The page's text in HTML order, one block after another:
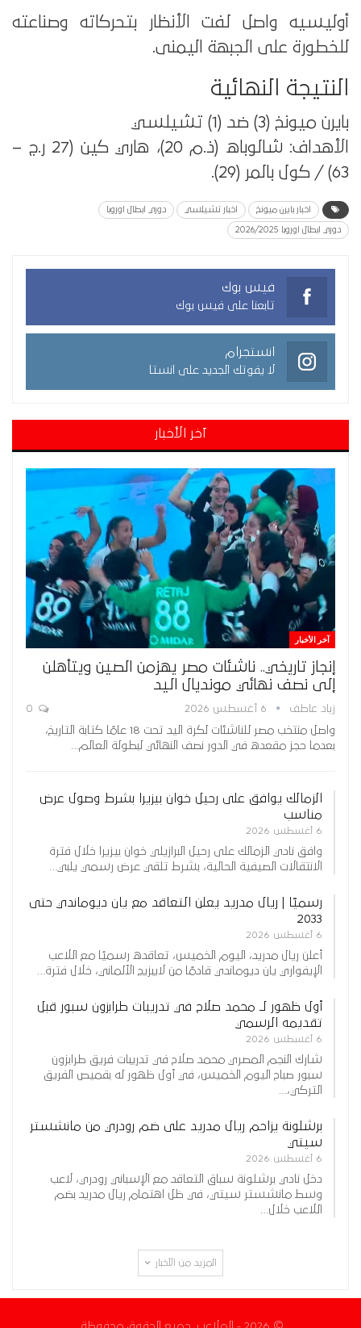
أوليسيه واصل لفت الأنظار بتحركاته وصناعته
للخطورة على الجبهة اليمنى.
النتيجة النهائية
بايرن ميونخ (3) ضد (1) تشيلسي
الأهداف: شالوباه (ذ.م 20)، هاري كين (27 ر.ج –
63) / كول بالمر (29).
اخبار بايرن ميونخ اخبار تشيلسي دوري ابطال اوروبا
دوري ابطال اوروبا 2026/2025
فيس بوك
تابعنا على فيس بوك
انستجرام
لا يفوتك الجديد على انستا
آخر الأخبار
آخر الأخبار
إنجاز تاريخي.. ناشئات مصر يهزمن الصين ويتأهلن
إلى نصف نهائي مونديال اليد
زياد عاطف 6 أغسطس 2026
واصل منتخب مصر للناشئات لكرة اليد تحت 18 عامًا كتابة التاريخ،
بعدما حجز مقعده في الدور نصف النهائي لبطولة العالم…
الزمالك يوافق على رحيل خوان بيزيرا بشرط وصول عرض
مناسب
6 أغسطس 2026
وافق نادي الزمالك على رحيل البرازيلي خوان بيزيرا خلال فترة
الانتقالات الصيفية الحالية، بشرط تلقي عرض رسمي يلبي…
رسميًا | ريال مدريد يعلن التعاقد مع يان ديوماندي حتى
2033
6 أغسطس 2026
أعلن ريال مدريد، اليوم الخميس، تعاقده رسميًا مع اللاعب
الإيفواري يان ديوماندي قادمًا من لايبزيج الألماني، خلال فترة…
أول ظهور لـ محمد صلاح في تدريبات طرابزون سبور قبل
تقديمه الرسمي
6 أغسطس 2026
شارك النجم المصري محمد صلاح في تدريبات فريق طرابزون
سبور صباح اليوم الخميس، في أول ظهور له بقميص الفريق
التركي،…
برشلونة يزاحم ريال مدريد على ضم رودري من مانشستر
سيتي
6 أغسطس 2026
دخل نادي برشلونة سباق التعاقد مع الإسباني رودري، لاعب
وسط مانشستر سيتي، في ظل اهتمام ريال مدريد بضم
اللاعب خلال…
المزيد من الأخبار
© 2026 - الملاعب. جميع الحقوق محفوظة.